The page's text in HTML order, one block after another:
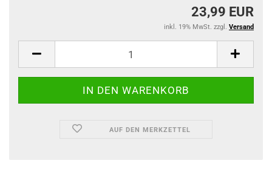
23,99 EUR
inkl. 19% MwSt. zzgl. Versand
AUF DEN MERKZETTEL